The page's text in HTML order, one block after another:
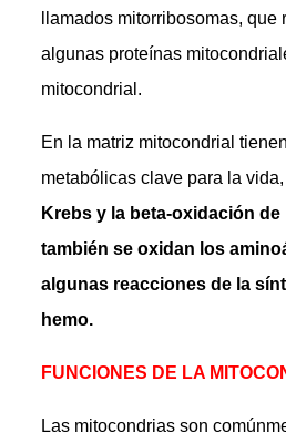
llamados mitorribosomas,
algunas proteínas
mitocondrial.
En la matriz mitocondrial
metabólicas clave para la vida,
Krebs y la beta-oxidación
también se oxidan los
algunas reacciones de la
hemo.
FUNCIONES DE LA
Las mitocondrias son